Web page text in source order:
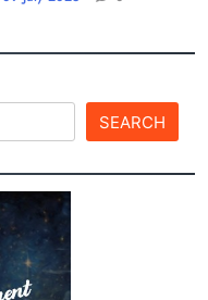
SEARCH